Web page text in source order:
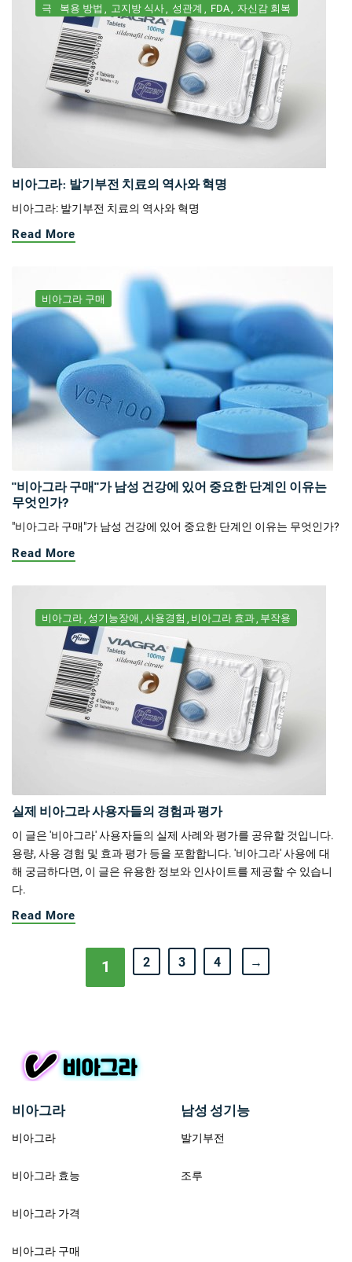
극
복용 방법 고지방 식사 성관계 FDA 자신감 회복
비아그라: 발기부전 치료의 역사와 혁명
비아그라: 발기부전 치료의 역사와 혁명
Read More
비아그라 구매
"비아그라 구매"가 남성 건강에 있어 중요한 단계인 이유는
무엇인가?
"비아그라 구매"가 남성 건강에 있어 중요한 단계인 이유는 무엇인가?
Read More
비아그라 성기능장애 사용경험 비아그라 효과 부작용
실제 비아그라 사용자들의 경험과 평가
이 글은 '비아그라' 사용자들의 실제 사례와 평가를 공유할 것입니다.
용량, 사용 경험 및 효과 평가 등을 포함합니다. '비아그라' 사용에 대
해 궁금하다면, 이 글은 유용한 정보와 인사이트를 제공할 수 있습니
다.
Read More
1 2 3 4 →
비아그라
비아그라
비아그라 효능
비아그라 가격
비아그라 구매
남성 성기능
발기부전
조루